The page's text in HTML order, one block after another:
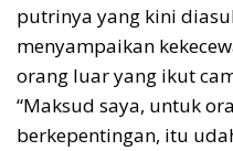
putrinya yang kini
menyampaikan
orang luar yang ikut
“Maksud saya, untuk
berkepentingan, itu